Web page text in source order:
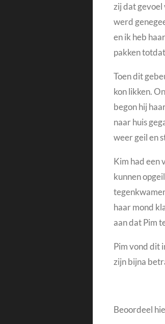
zij dat
werd
en ik heb
pakken
Toen dit
kon likken.
begon hij
naar huis
weer geil en
Kim had een
kunnen
haar mond
aan dat Pim
Pim vond dit
zijn bijna
Beoordeel